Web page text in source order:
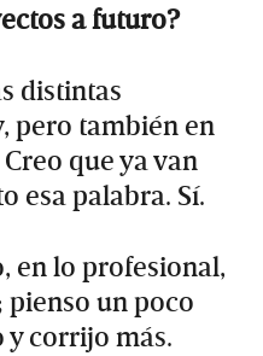
a futuro?
distintas
pero también en
que ya van
esa palabra. Sí.
en lo profesional,
un poco
y corrijo más.